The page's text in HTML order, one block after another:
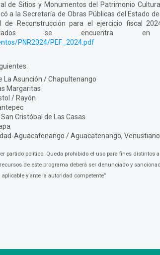
de Sitios y Monumentos del Patrimonio
a la Secretaría de Obras Públicas del Estado
de Reconstrucción para el ejercicio fiscal
se encuentra
PNR2024/PEF_2024.pdf
La Asunción / Chapultenango
Margaritas
/ Rayón
Cristóbal de Las Casas
Aguacatenango / Aguacatenango,
partido político. Queda prohibido el uso para fines distintos
de este programa deberá ser denunciado y
aplicable y ante la autoridad competente”